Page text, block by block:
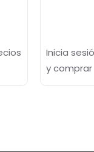
Inicia
y comprar